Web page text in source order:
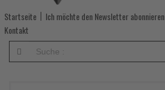
Kreuzfahrtgäste
auf
30
Startseite Ich möchte den Newsletter abonnieren
Kontakt